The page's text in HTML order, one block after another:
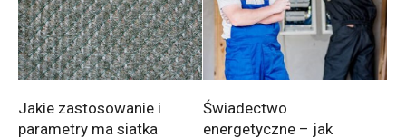
Jakie zastosowanie i
parametry ma siatka
Świadectwo
energetyczne – jak